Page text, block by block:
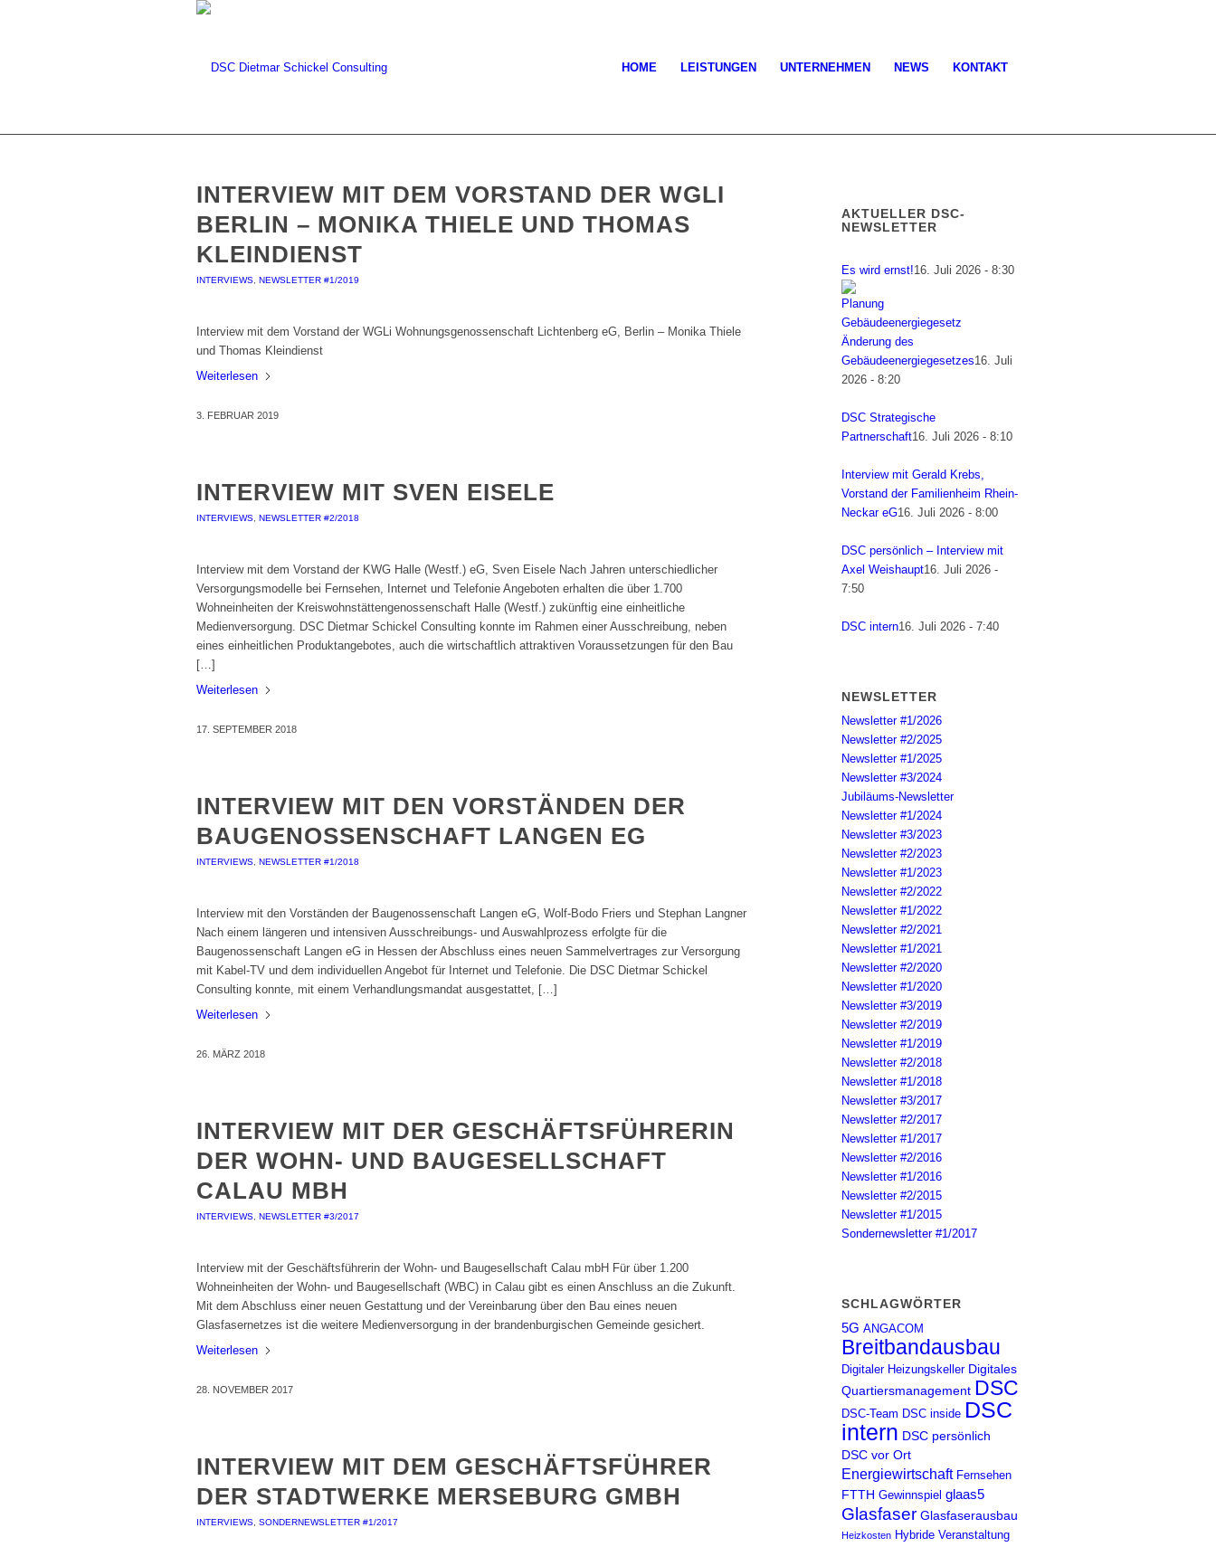
HOME LEISTUNGEN UNTERNEHMEN NEWS KONTAKT
INTERVIEW MIT DEM VORSTAND DER WGLI
BERLIN – MONIKA THIELE UND THOMAS
KLEINDIENST
INTERVIEWS NEWSLETTER #1/2019
Interview mit dem Vorstand der WGLi Wohnungsgenossenschaft Lichtenberg eG, Berlin – Monika Thiele
und Thomas Kleindienst
Weiterlesen
3. FEBRUAR 2019
INTERVIEW MIT SVEN EISELE
INTERVIEWS NEWSLETTER #2/2018
Interview mit dem Vorstand der KWG Halle (Westf.) eG, Sven Eisele Nach Jahren unterschiedlicher
Versorgungsmodelle bei Fernsehen, Internet und Telefonie Angeboten erhalten die über 1.700
Wohneinheiten der Kreiswohnstättengenossenschaft Halle (Westf.) zukünftig eine einheitliche
Medienversorgung. DSC Dietmar Schickel Consulting konnte im Rahmen einer Ausschreibung, neben
eines einheitlichen Produktangebotes, auch die wirtschaftlich attraktiven Voraussetzungen für den Bau
[…]
Weiterlesen
17. SEPTEMBER 2018
INTERVIEW MIT DEN VORSTÄNDEN DER
BAUGENOSSENSCHAFT LANGEN EG
INTERVIEWS NEWSLETTER #1/2018
Interview mit den Vorständen der Baugenossenschaft Langen eG, Wolf-Bodo Friers und Stephan Langner
Nach einem längeren und intensiven Ausschreibungs- und Auswahlprozess erfolgte für die
Baugenossenschaft Langen eG in Hessen der Abschluss eines neuen Sammelvertrages zur Versorgung
mit Kabel-TV und dem individuellen Angebot für Internet und Telefonie. Die DSC Dietmar Schickel
Consulting konnte, mit einem Verhandlungsmandat ausgestattet, […]
Weiterlesen
26. MÄRZ 2018
INTERVIEW MIT DER GESCHÄFTSFÜHRERIN
DER WOHN- UND BAUGESELLSCHAFT
CALAU MBH
INTERVIEWS, NEWSLETTER #3/2017
Interview mit der Geschäftsführerin der Wohn- und Baugesellschaft Calau mbH Für über 1.200
Wohneinheiten der Wohn- und Baugesellschaft (WBC) in Calau gibt es einen Anschluss an die Zukunft.
Mit dem Abschluss einer neuen Gestattung und der Vereinbarung über den Bau eines neuen
Glasfasernetzes ist die weitere Medienversorgung in der brandenburgischen Gemeinde gesichert.
Weiterlesen
28. NOVEMBER 2017
INTERVIEW MIT DEM GESCHÄFTSFÜHRER
DER STADTWERKE MERSEBURG GMBH
INTERVIEWS, SONDERNEWSLETTER #1/2017
AKTUELLER DSC-
NEWSLETTER
Es wird ernst!16. Juli 2026 - 8:30
Änderung des
Gebäudeenergiegesetzes16. Juli
2026 - 8:20
DSC Strategische
Partnerschaft16. Juli 2026 - 8:10
Interview mit Gerald Krebs,
Vorstand der Familienheim Rhein-
Neckar eG16. Juli 2026 - 8:00
DSC persönlich – Interview mit
Axel Weishaupt16. Juli 2026 -
7:50
DSC intern16. Juli 2026 - 7:40
NEWSLETTER
Newsletter #1/2026
Newsletter #2/2025
Newsletter #1/2025
Newsletter #3/2024
Jubiläums-Newsletter
Newsletter #1/2024
Newsletter #3/2023
Newsletter #2/2023
Newsletter #1/2023
Newsletter #2/2022
Newsletter #1/2022
Newsletter #2/2021
Newsletter #1/2021
Newsletter #2/2020
Newsletter #1/2020
Newsletter #3/2019
Newsletter #2/2019
Newsletter #1/2019
Newsletter #2/2018
Newsletter #1/2018
Newsletter #3/2017
Newsletter #2/2017
Newsletter #1/2017
Newsletter #2/2016
Newsletter #1/2016
Newsletter #2/2015
Newsletter #1/2015
Sondernewsletter #1/2017
SCHLAGWÖRTER
5G ANGACOM
Breitbandausbau
Digitaler Heizungskeller Digitales
Quartiersmanagement DSC
DSC-Team DSC inside DSC
intern DSC persönlich
DSC vor Ort
Energiewirtschaft Fernsehen
FTTH Gewinnspiel glaas5
Glasfaser Glasfaserausbau
Heizkosten Hybride Veranstaltung